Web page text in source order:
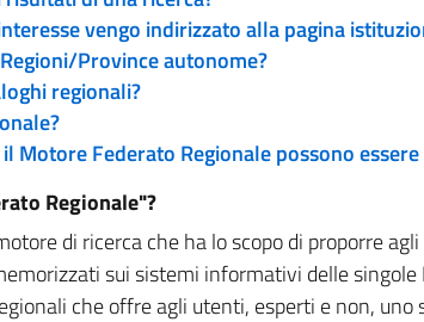
vengo indirizzato alla pagina
Province autonome?
regionali?
Motore Federato Regionale possono
Regionale"?
di ricerca che ha lo scopo di proporre
sui sistemi informativi delle
che offre agli utenti, esperti e non,